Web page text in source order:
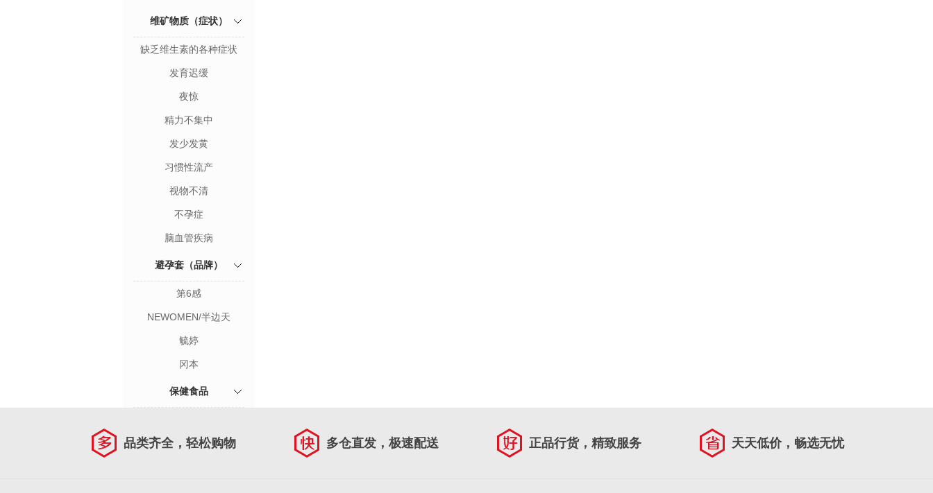
维矿物质（症状）
缺乏维生素的各种症状
发育迟缓
夜惊
精力不集中
发少发黄
习惯性流产
视物不清
不孕症
脑血管疾病
避孕套（品牌）
第6感
NEWOMEN/半边天
毓婷
冈本
保健食品
品类齐全，轻松购物 多仓直发，极速配送 正品行货，精致服务 天天低价，畅选无忧